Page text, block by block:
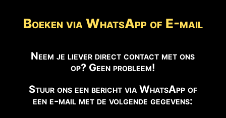
Boeken via WhatsApp of E-mail
Neem je liever direct contact met ons
op? Geen probleem!
Stuur ons een bericht via WhatsApp of
een e-mail met de volgende gegevens: